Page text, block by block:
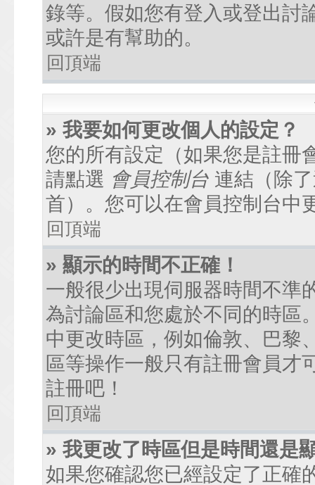
錄等。假如您有登入或登出討
或許是有幫助的。
回頂端
» 我要如何更改個人的設定？
您的所有設定（如果您是註冊
請點選 會員控制台 連結（除
首）。您可以在會員控制台中
回頂端
» 顯示的時間不正確！
一般很少出現伺服器時間不準
為討論區和您處於不同的時區
中更改時區，例如倫敦、巴黎
區等操作一般只有註冊會員才
註冊吧！
回頂端
» 我更改了時區但是時間還是
如果您確認您已經設定了正確